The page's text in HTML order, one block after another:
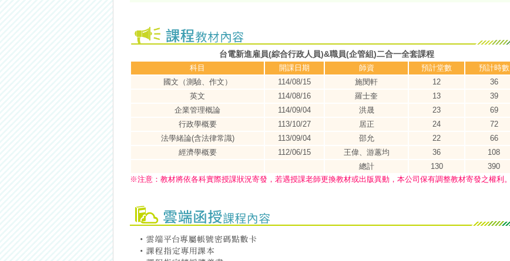
台電新進雇員(綜合行政人員)&職員(企管組)二合一全套課程
科目 開課日期 師資 預計堂數
預計時數
國文（測驗、作文）
114/08/15 施閔軒 12
36
英文
114/08/16 羅士奎 13
39
企業管理概論
114/09/04 洪晟 23
69
行政學概要
113/10/27 居正 24
72
法學緒論(含法律常識)
113/09/04 邵允 22
66
經濟學概要
112/06/15 王偉、游蕙均 36
108
總計
130
390
※注意： 教材將依各科實際授課狀況寄發，若遇授課老師更換教材或出版異動，本公司保有調整教材寄發之權利。